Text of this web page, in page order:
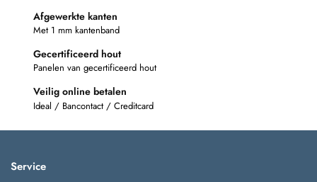
Afgewerkte kanten
Met 1 mm kantenband
Gecertificeerd hout
Panelen van gecertificeerd hout
Veilig online betalen
Ideal / Bancontact / Creditcard
Service